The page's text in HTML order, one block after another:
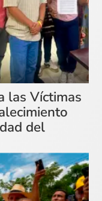
las Víctimas
del